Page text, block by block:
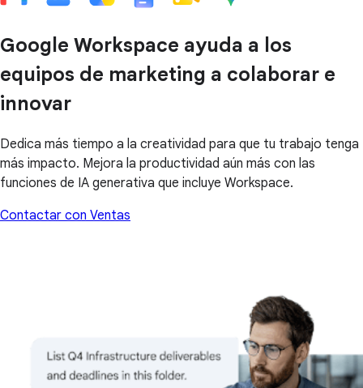
Google Workspace ayuda a los
equipos de marketing a colaborar e
innovar
Dedica más tiempo a la creatividad para que tu trabajo tenga
más impacto. Mejora la productividad aún más con las
funciones de IA generativa que incluye Workspace.
Contactar con Ventas